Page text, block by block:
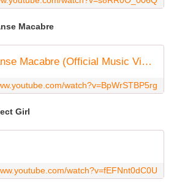
Macabre
Duran Duran - Danse Macabre (Official Music Video)
watch?v=BpWrSTBP5rg
Girl
watch?v=fEFNnt0dC0U